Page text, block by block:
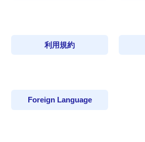
利用規約
Foreign Language